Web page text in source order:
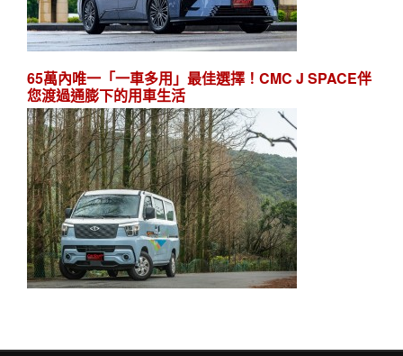
65萬內唯一「一車多用」最佳選擇！CMC J SPACE伴
您渡過通膨下的用車生活